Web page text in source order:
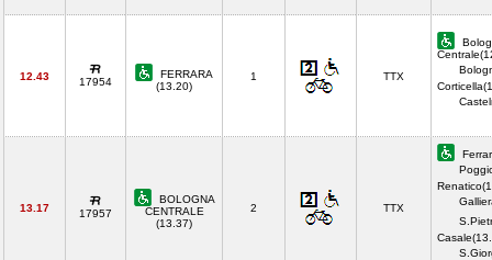
12.43 17954
FERRARA
(13.20)
1 TTX
13.17 17957
BOLOGNA
CENTRALE
(13.37)
2 TTX